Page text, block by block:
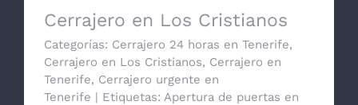
Cerrajero en Los Cristianos
Categorías: Cerrajero 24 horas en Tenerife,
Cerrajero en Los Cristianos, Cerrajero en
Tenerife, Cerrajero urgente en
Tenerife | Etiquetas: Apertura de puertas en